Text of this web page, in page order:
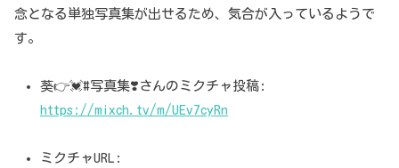
念となる単独写真集が出せるため、気合が入っているようで
す。
葵👉💓#写真集❣️さんのミクチャ投稿:
https://mixch.tv/m/UEv7cyRn
ミクチャURL: